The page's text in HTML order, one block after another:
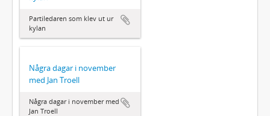
Partiledaren som klev ut ur
kylan
Några dagar i november
med Jan Troell
Några dagar i november med
Jan Troell